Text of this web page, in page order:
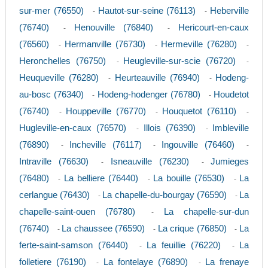
sur-mer (76550)
- Hautot-sur-seine (76113) - Heberville
(76740)
- Henouville (76840) -
Hericourt-en-caux
(76560)
- Hermanville (76730) - Hermeville (76280) -
Heronchelles (76750) - Heugleville-sur-scie (76720) -
Heuqueville (76280) - Heurteauville (76940) - Hodeng-
au-bosc (76340)
- Hodeng-hodenger (76780) - Houdetot
(76740)
- Houppeville (76770) - Houquetot (76110) -
Hugleville-en-caux (76570) - Illois (76390) -
Imbleville
(76890)
- Incheville (76117) - Ingouville (76460) -
Intraville (76630) - Isneauville (76230) -Jumieges
(76480)
- La belliere (76440) - La bouille (76530) - La
cerlangue (76430)
- La chapelle-du-bourgay (76590) - La
chapelle-saint-ouen (76780)
-
La chapelle-sur-dun
(76740)
- La chaussee (76590) - La crique (76850) - La
ferte-saint-samson (76440)
- La feuillie (76220) -
La
folletiere (76190)
- La fontelaye (76890) -
La frenaye